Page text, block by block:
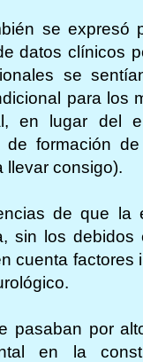
se expresó
datos clínicos
se
para los
en lugar del
de formación
llevar consigo).
de que la
sin los
cuenta factores
pasaban por
en la